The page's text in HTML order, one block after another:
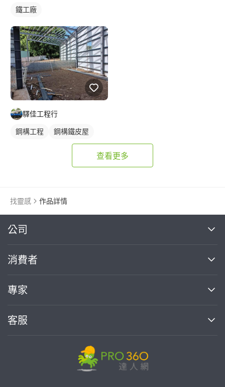
鐵工廠
驛佳工程行
鋼構工程 鋼構鐵皮屋
查看更多
找靈感 作品詳情
公司
關於我們
部落格
加入我們
消費者
買服務
熱門服務
專家
案件中心
客服
繼續完成